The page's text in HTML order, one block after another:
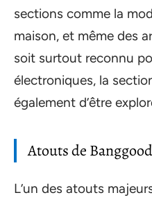
sections comme la
maison, et même des
soit surtout reconnu
électroniques, la
également d’être
Atouts de Banggood
L’un des atouts